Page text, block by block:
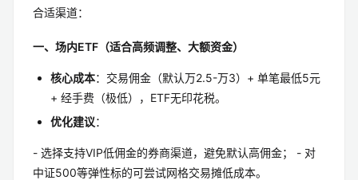
合适渠道：
一、场内ETF（适合高频调整、大额资金）
核心成本：交易佣金（默认万2.5-万3）+ 单笔最低5元
+ 经手费（极低），ETF无印花税。
优化建议：
- 选择支持VIP低佣金的券商渠道，避免默认高佣金； - 对
中证500等弹性标的可尝试网格交易摊低成本。